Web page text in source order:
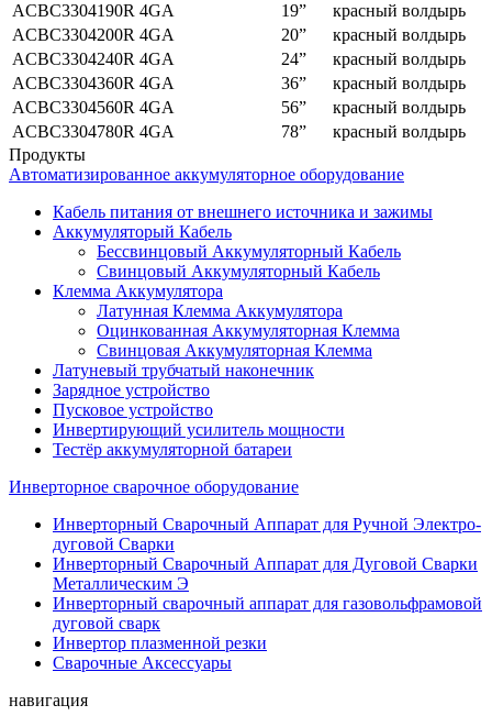
ACBC3304190R 4GA 19” красный волдырь
ACBC3304200R 4GA 20” красный волдырь
ACBC3304240R 4GA 24” красный волдырь
ACBC3304360R 4GA 36” красный волдырь
ACBC3304560R 4GA 56” красный волдырь
ACBC3304780R 4GA 78” красный волдырь
Продукты
Автоматизированное аккумуляторное оборудование
Кабель питания от внешнего источника и зажимы
Аккумуляторый Кабель
Бессвинцовый Аккумуляторный Кабель
Свинцовый Аккумуляторный Кабель
Клемма Аккумулятора
Латунная Клемма Аккумулятора
Оцинкованная Аккумуляторная Клемма
Свинцовая Аккумуляторная Клемма
Латуневый трубчатый наконечник
Зарядное устройство
Пусковое устройство
Инвертирующий усилитель мощности
Тестёр аккумуляторной батареи
Инверторное сварочное оборудование
Инверторный Сварочный Аппарат для Ручной Электро-
дуговой Сварки
Инверторный Сварочный Аппарат для Дуговой Сварки
Металлическим Э
Инверторный сварочный аппарат для газовольфрамовой
дуговой сварк
Инвертор плазменной резки
Сварочные Аксессуары
навигация